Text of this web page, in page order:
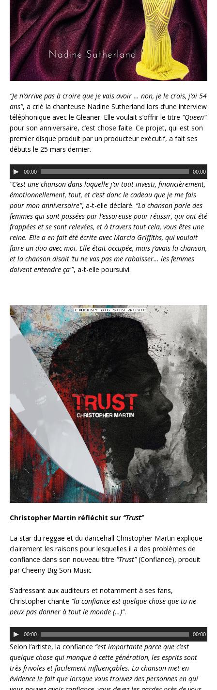
“Je n’arrive pas à croire que je vais avoir … non, je le crois, j’ai 54
ans”, a crié la chanteuse Nadine Sutherland lors d’une interview
téléphonique avec le Gleaner. Elle voulait s’offrir le titre “Queen”
pour son anniversaire, c’est chose faite. Ce projet, qui est son
premier disque produit par un producteur exécutif, a fait ses
débuts le 25 mars dernier.
e
c
e
u
r
a
u
d
00:00 00:00
“C’est une chanson dans laquelle j’ai tout investi, financièrement,
émotionnellement, tout, et c’est donc le cadeau que je me fais
pour mon anniversaire”, a-t-elle déclaré. “La chanson parle des
femmes qui sont passées par l’essoreuse pour réussir, qui ont été
frappées et se sont relevées, et à travers tout cela, vous êtes une
reine. Elle a en fait été écrite avec Marcia Griffiths, qui voulait
faire un duo avec moi. Elle était occupée, mais j’avais la chanson,
et la chanson disait ‘tu ne vas pas me rabaisser… les femmes
doivent entendre ça'”, a-t-elle poursuivi.
Christopher Martin réfléchit sur “Trust”
La star du reggae et du dancehall Christopher Martin explique
clairement les raisons pour lesquelles il a des problèmes de
confiance dans son nouveau titre “Trust”(Confiance), produit
par Cheeny Big Son Music
S’adressant aux auditeurs et notamment à ses fans,
Christopher chante “la confiance est quelque chose que tu ne
peux pas donner à tout le monde (…)”.
e
t
e
00:00 00:00
Selon l’artiste, la confiance “est importante parce que c’est
quelque chose qui manque à cette génération, les esprits sont
très frivoles et facilement influençables. La chanson met en
évidence le fait que lorsque vous trouvez des personnes en qui